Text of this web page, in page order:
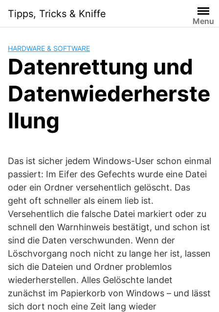
content
Tipps, Tricks & Kniffe
Menu
HARDWARE & SOFTWARE
Datenrettung und
Datenwiederherste
llung
Das ist sicher jedem Windows-User schon einmal
passiert: Im Eifer des Gefechts wurde eine Datei
oder ein Ordner versehentlich gelöscht. Das
geht oft schneller als einem lieb ist.
Versehentlich die falsche Datei markiert oder zu
schnell den Warnhinweis bestätigt, und schon ist
sind die Daten verschwunden. Wenn der
Löschvorgang noch nicht zu lange her ist, lassen
sich die Dateien und Ordner problemlos
wiederherstellen. Alles Gelöschte landet
zunächst im Papierkorb von Windows – und lässt
sich dort noch eine Zeit lang wieder